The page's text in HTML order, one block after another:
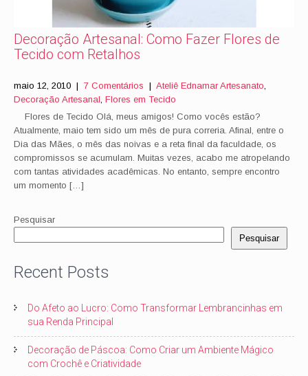
Decoração Artesanal: Como Fazer Flores de
Tecido com Retalhos
maio 12, 2010 | 7 Comentários | Ateliê Ednamar Artesanato,
Decoração Artesanal, Flores em Tecido
Flores de Tecido Olá, meus amigos! Como vocês estão?
Atualmente, maio tem sido um mês de pura correria. Afinal, entre o
Dia das Mães, o mês das noivas e a reta final da faculdade, os
compromissos se acumulam. Muitas vezes, acabo me atropelando
com tantas atividades acadêmicas. No entanto, sempre encontro
um momento […]
Pesquisar
Pesquisar
Recent Posts
Do Afeto ao Lucro: Como Transformar Lembrancinhas em
sua Renda Principal
Decoração de Páscoa: Como Criar um Ambiente Mágico
com Crochê e Criatividade